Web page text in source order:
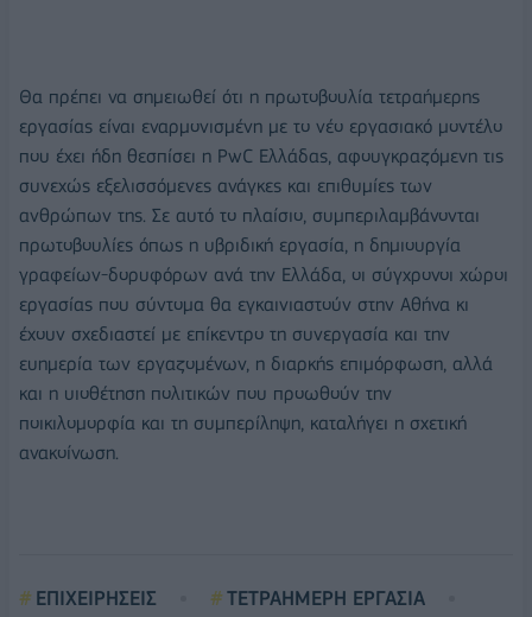
Θα πρέπει να σημειωθεί ότι η πρωτοβουλία τετραήμερης
εργασίας είναι εναρμονισμένη με το νέο εργασιακό μοντέλο
που έχει ήδη θεσπίσει η PwC Ελλάδας, αφουγκραζόμενη τις
συνεχώς εξελισσόμενες ανάγκες και επιθυμίες των
ανθρώπων της. Σε αυτό το πλαίσιο, συμπεριλαμβάνονται
πρωτοβουλίες όπως η υβριδική εργασία, η δημιουργία
γραφείων-δορυφόρων ανά την Ελλάδα, οι σύγχρονοι χώροι
εργασίας που σύντομα θα εγκαινιαστούν στην Αθήνα κι
έχουν σχεδιαστεί με επίκεντρο τη συνεργασία και την
ευημερία των εργαζομένων, η διαρκής επιμόρφωση, αλλά
και η υιοθέτηση πολιτικών που προωθούν την
ποικιλομορφία και τη συμπερίληψη, καταλήγει η σχετική
ανακοίνωση.
ΕΠΙΧΕΙΡΗΣΕΙΣ ΤΕΤΡΑΗΜΕΡΗ ΕΡΓΑΣΙΑ